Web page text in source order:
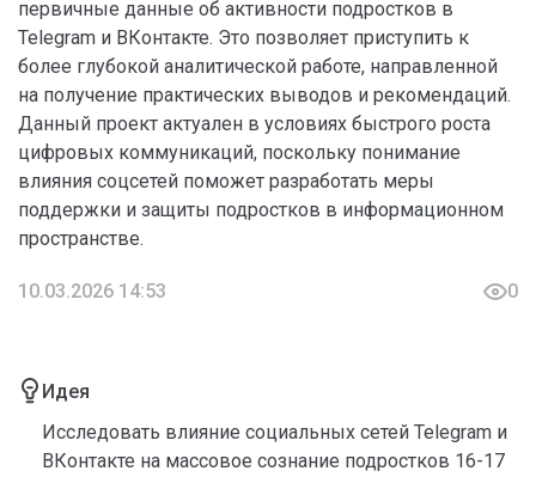
первичные данные об активности подростков в
Telegram и ВКонтакте. Это позволяет приступить к
более глубокой аналитической работе, направленной
на получение практических выводов и рекомендаций.
Данный проект актуален в условиях быстрого роста
цифровых коммуникаций, поскольку понимание
влияния соцсетей поможет разработать меры
поддержки и защиты подростков в информационном
пространстве.
10.03.2026 14:53 0
Идея
Исследовать влияние социальных сетей Telegram и
ВКонтакте на массовое сознание подростков 16-17